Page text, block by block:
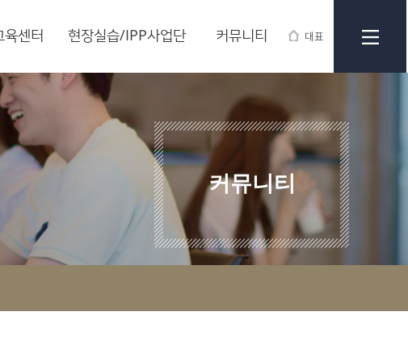
대표
센터 현장실습/IPP사업단 커뮤니티
커뮤니티